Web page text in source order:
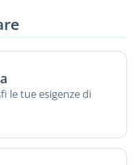
le tue esigenze di